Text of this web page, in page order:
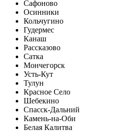
Сафоново
Осинники
Кольчугино
Гудермес
Канаш
Рассказово
Сатка
Мончегорск
Усть-Кут
Тулун
Красное Село
Шебекино
Спасск-Дальний
Камень-на-Оби
Белая Калитва